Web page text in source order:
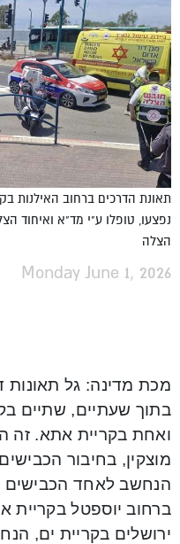
תאונת הדרכים ברחוב האילנות
נפצעו, טופלו ע"י מד"א ואיחוד
הצלה
Monday June 1, 2026
מכת מדינה: גל תאונות
בתוך שעתיים, שתיים
ואחת בקריית אתא. זה
מוצקין, בחיבור
הנחשב לאחד הכבישים
ברחוב יוספטל בקריית
ירושלים בקריית ים,